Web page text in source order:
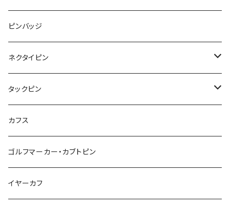
こいのぼり
マーブル
カメオ
星
鳥
マーブル
こいのぼり
てんとう虫
鳥
食品
ハロウィン
カモフラージュ
square
天使
レッサーパンダ
ブタ
星
lip
フルーツ
アイスクリーム
マーブル
音楽
カメオ
羊
牛
カメ
雲
月
惑星
星
こいのぼり
カメラ
音楽
バイオリン
カメオ
モザイク
ハート
アルファベット
ハロウィン
紐
鳥
リボン
マーブル
鳥
星
アルファベット
ハロウィン
ピンバッジ
ネクタイピン
結び
スクエア
タックピン
結び
カフス
ゴルフマーカー・カブトピン
イヤーカフ